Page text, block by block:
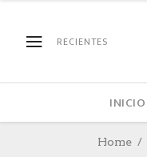
RECIENTES
INICIO
Home